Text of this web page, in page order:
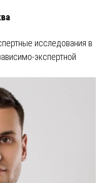
исследования в
экспертной